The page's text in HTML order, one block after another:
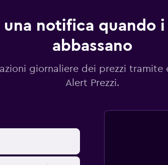
una notifica quando i
abbassano
giornaliere dei prezzi tramite
Alert Prezzi.